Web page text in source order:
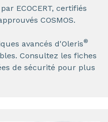
ECOCERT, certifiés
COSMOS.
avancés d'Oleris®
Consultez les fiches
de sécurité pour plus